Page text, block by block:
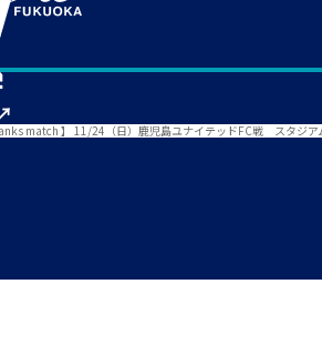
match 】 11/24（日）鹿児島ユナイテッドFC戦 スタジア